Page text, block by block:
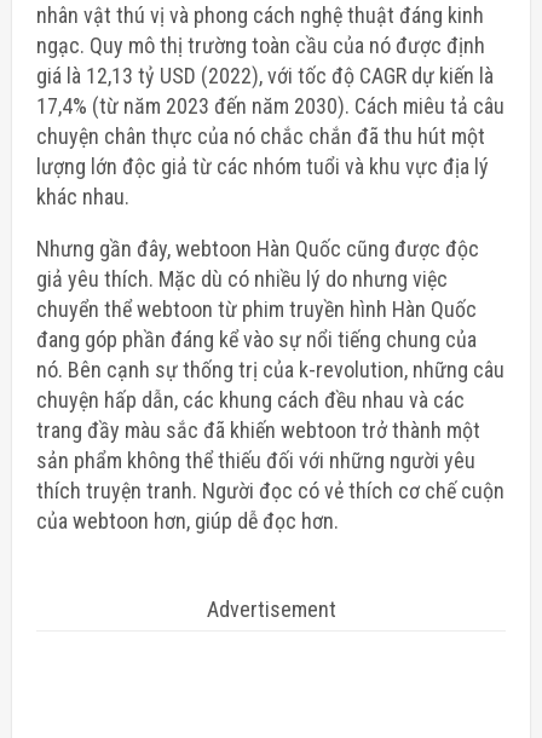
nhân vật thú vị và phong cách nghệ thuật đáng kinh
ngạc. Quy mô thị trường toàn cầu của nó được định
giá là 12,13 tỷ USD (2022), với tốc độ CAGR dự kiến ​​là
17,4% (từ năm 2023 đến năm 2030). Cách miêu tả câu
chuyện chân thực của nó chắc chắn đã thu hút một
lượng lớn độc giả từ các nhóm tuổi và khu vực địa lý
khác nhau.
Nhưng gần đây, webtoon Hàn Quốc cũng được độc
giả yêu thích. Mặc dù có nhiều lý do nhưng việc
chuyển thể webtoon từ phim truyền hình Hàn Quốc
đang góp phần đáng kể vào sự nổi tiếng chung của
nó. Bên cạnh sự thống trị của k-revolution, những câu
chuyện hấp dẫn, các khung cách đều nhau và các
trang đầy màu sắc đã khiến webtoon trở thành một
sản phẩm không thể thiếu đối với những người yêu
thích truyện tranh. Người đọc có vẻ thích cơ chế cuộn
của webtoon hơn, giúp dễ đọc hơn.
Advertisement